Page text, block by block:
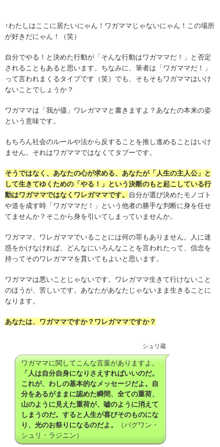
↑わたしはここに居たいにゃん！ワガママじゃないにゃん！この場所
が好きだにゃん！（笑）
自分でやる！と決めた行動が「そんな行動はワガママだ！」と否定
されることもあると思います。ちなみに、筆者は「ワガママだ！」
って言われまくるタイプです（笑）でも、そもそもワガママはいけ
ないことでしょうか？
ワガママは「我が儘」ワレガママと書きますよ？あなたの本来の姿
という意味です。
もちろん社会のルールや法から反することを推し進めることはいけ
ません。それはワガママではなくてタブーです。
そうではなく、あなたの心が求める、あなたが「人生の主人公」と
して生きてゆくための「やる！」という決断のもと起こしている行
動はワガママではなくワレガママです。
自分が選び決めたモノゴト
や道を成す時「ワガママだ！」という他者の勝手な判断に身を任せ
てませんか？そこから身を引いてしまっていませんか。
ワガママ、ワレガママでいることには何の罪もありません。人に迷
惑をかけなければ、どんなにいろんなことを言われたって、信念を
持ってそのワレガママを貫いてもよいと思います。
ワガママは悪いことじゃないです。ワレガママ生きて行けないこと
のほうが、苦しいです。あなたがあなたじゃないまま生きることに
なります。
あなたは、ワガママですか？ワレガママですか？
シュリ蔵
ワガママに関してこんな言葉がありますよ。
「人は自分自身になりさえすればいいのだ。
これが、わしの基本的なメッセージだよ。
自
分をあるがままに認めた瞬間、全ての重荷、
山のように見えた重荷が、嘘のように消えて
しまうのだ。 すると人生が喜びそのものにな
り、光のお祭りになるのだよ。
（バグワン・
シュリ・ラジニン）